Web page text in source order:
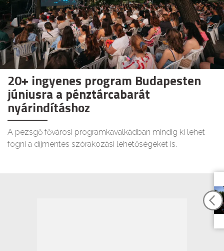
20+ ingyenes program Budapesten
júniusra a pénztárcabarát
nyárindításhoz
A pezsgő fővárosi programkavalkádban mindig ki lehet
fogni a díjmentes szórakozási lehetőségeket is.